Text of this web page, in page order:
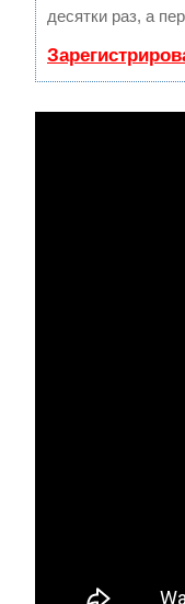
десятки раз, а